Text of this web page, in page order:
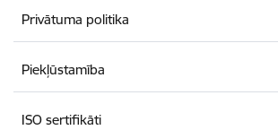
Privātuma politika
Piekļūstamība
ISO sertifikāti